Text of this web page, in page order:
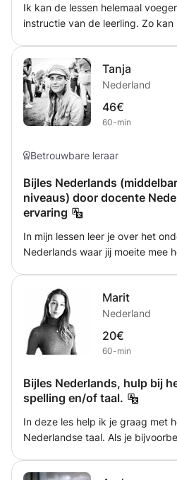
Ik kan de lessen helemaal
instructie van de leerling. Zo
les bespreek ik graag wat het
begeleiding/ bijlessen zal zijn. Zo
efficiënt en doelgericht mogelijk
Tanja
Nederland
46€
60-min
Betrouwbare leraar
Bijles Nederlands
niveaus) door docente
ervaring
In mijn lessen leer je over het
Nederlands waar jij moeite mee
op alle niveaus van het
ervaring met Nederlands als
Marit
Nederland
20€
60-min
Bijles Nederlands, hulp bij
spelling en/of taal.
In deze les help ik je graag met
Nederlandse taal. Als je